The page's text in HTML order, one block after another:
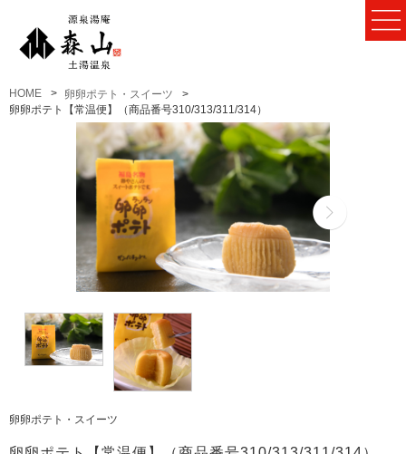
HOME
卵卵ポテト・スイーツ
卵卵ポテト【常温便】（商品番号310/313/311/314）
卵卵ポテト・スイーツ